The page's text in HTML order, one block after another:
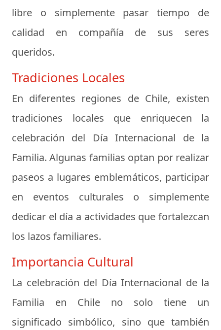
libre o simplemente pasar tiempo de
calidad en compañía de sus seres
queridos.
Tradiciones Locales
En diferentes regiones de Chile, existen
tradiciones locales que enriquecen la
celebración del Día Internacional de la
Familia. Algunas familias optan por realizar
paseos a lugares emblemáticos, participar
en eventos culturales o simplemente
dedicar el día a actividades que fortalezcan
los lazos familiares.
Importancia Cultural
La celebración del Día Internacional de la
Familia en Chile no solo tiene un
significado simbólico, sino que también